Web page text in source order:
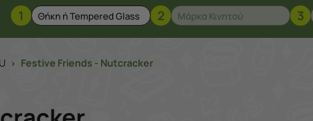
1 2 3
> Festive Friends - Nutcracker